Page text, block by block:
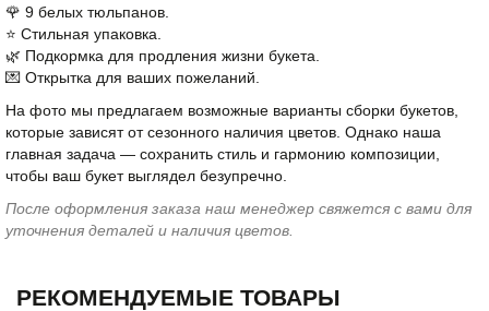
🌹 9 белых тюльпанов.
⭐️ Стильная упаковка.
🌿 Подкормка для продления жизни букета.
💌 Открытка для ваших пожеланий.
На фото мы предлагаем возможные варианты сборки букетов,
которые зависят от сезонного наличия цветов. Однако наша
главная задача — сохранить стиль и гармонию композиции,
чтобы ваш букет выглядел безупречно.
После оформления заказа наш менеджер свяжется с вами для
уточнения деталей и наличия цветов.
РЕКОМЕНДУЕМЫЕ ТОВАРЫ